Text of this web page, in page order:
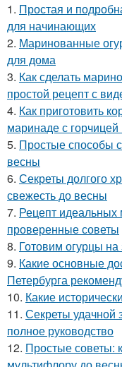
1. Простая и
для начинающих
2. Маринованные
для дома
3. Как сделать
простой рецепт с
4. Как приготовить
маринаде с
5. Простые способы
весны
6. Секреты долгого
свежесть до весны
7. Рецепт идеальных
проверенные советы
8. Готовим огурцы
9. Какие основные
Петербурга
10. Какие
11. Секреты удачной
полное руководство
12. Простые советы: